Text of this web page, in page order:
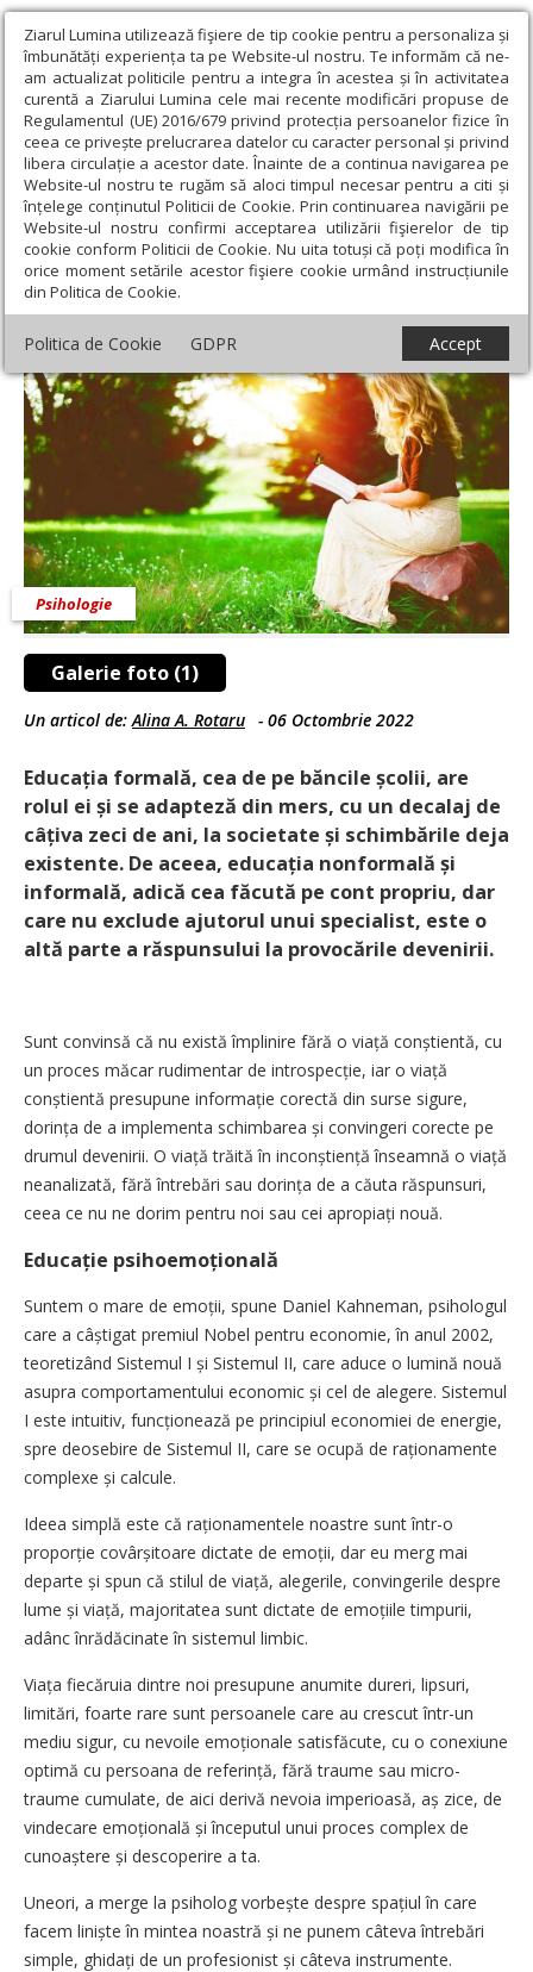
Ziarul Lumina utilizează fişiere de tip cookie pentru a personaliza și
îmbunătăți experiența ta pe Website-ul nostru. Te informăm că ne-
am actualizat politicile pentru a integra în acestea și în activitatea
curentă a Ziarului Lumina cele mai recente modificări propuse de
Regulamentul (UE) 2016/679 privind protecția persoanelor fizice în
ceea ce privește prelucrarea datelor cu caracter personal și privind
libera circulație a acestor date. Înainte de a continua navigarea pe
Website-ul nostru te rugăm să aloci timpul necesar pentru a citi și
înțelege conținutul Politicii de Cookie. Prin continuarea navigării pe
Website-ul nostru confirmi acceptarea utilizării fişierelor de tip
cookie conform Politicii de Cookie. Nu uita totuși că poți modifica în
orice moment setările acestor fişiere cookie urmând instrucțiunile
din Politica de Cookie.
Politica de Cookie GDPR Accept
Ziarul Lumina › Societate › Psihologie › Ca să fim împliniți avem
nevoie de educație
Ca să fim împliniți avem nevoie de educație
Galerie foto (1)
Psihologie
Un articol de:Alina A. Rotaru - 06 Octombrie 2022
Educația formală, cea de pe băncile școlii, are
rolul ei și se adapteză din mers, cu un decalaj de
câțiva zeci de ani, la societate și schimbările deja
existente. De aceea, edu­cația nonformală și
informală, adică cea făcută pe cont propriu, dar
care nu exclude ajutorul unui specialist, este o
altă parte a răspunsului la provocările devenirii.
Sunt convinsă că nu există împlinire fără o viață conștientă, cu
un proces măcar rudimentar de introspecție, iar o viață
conștientă presupune informație corectă din surse sigure,
dorința de a implementa schimbarea și convingeri corecte pe
drumul devenirii. O viață trăită în incon­știență înseamnă o viață
neanalizată, fără întrebări sau dorința de a căuta răspunsuri,
ceea ce nu ne dorim pentru noi sau cei apropiați nouă.
Educație psihoemoțională
Suntem o mare de emoții, spune Daniel Kahneman, psihologul
care a câștigat premiul Nobel pentru economie, în anul 2002,
teoretizând Sistemul I și Sistemul II, care aduce o lumină nouă
asupra comportamentului economic și cel de alegere. Sistemul
I este intuitiv, funcționează pe principiul economiei de energie,
spre deosebire de Sistemul II, care se ocupă de raționamente
complexe și calcule.
Ideea simplă este că raționamentele noastre sunt într-o
proporție covârșitoare dictate de emoții, dar eu merg mai
departe și spun că stilul de viață, alegerile, convingerile despre
lume și viață, majoritatea sunt dictate de emoțiile timpurii,
adânc înrădăcinate în sistemul limbic.
Viața fiecăruia dintre noi presupune anumite dureri, lipsuri,
limitări, foarte rare sunt persoanele care au crescut într-un
mediu sigur, cu nevoile emoționale satisfăcute, cu o conexiune
optimă cu persoana de referință, fără traume sau micro-
traume cumulate, de aici derivă nevoia imperioasă, aș zice, de
vindecare emoțională și începutul unui proces complex de
cunoaștere și descoperire a ta.
Uneori, a merge la psiholog vorbește despre spațiul în care
facem liniște în mintea noastră și ne punem câteva întrebări
simple, ghidați de un profesionist și câteva instrumente.